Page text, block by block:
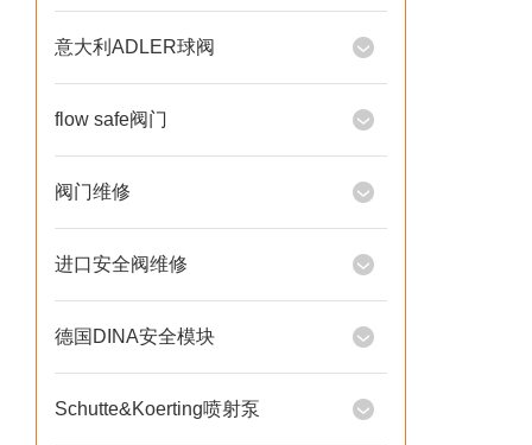
意大利ADLER球阀
flow safe阀门
阀门维修
进口安全阀维修
德国DINA安全模块
Schutte&Koerting喷射泵